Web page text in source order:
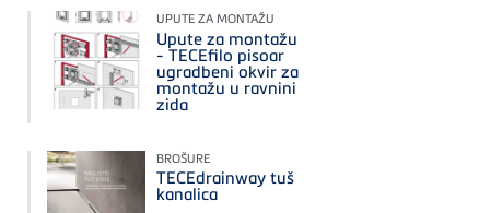
UPUTE ZA MONTAŽU
Upute za montažu
- TECEfilo pisoar
ugradbeni okvir za
montažu u ravnini
zida
BROŠURE
TECEdrainway tuš
kanalica